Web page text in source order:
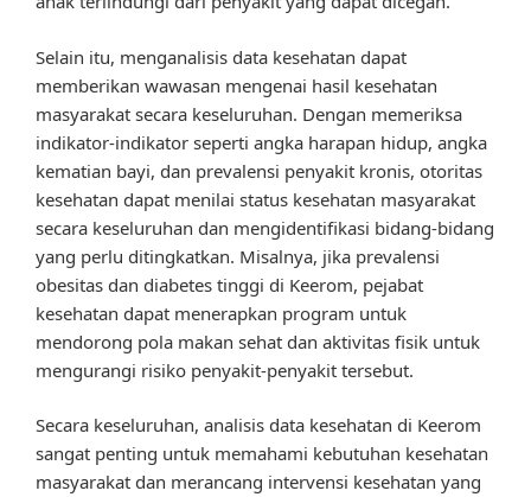
Selain itu, menganalisis data kesehatan dapat
memberikan wawasan mengenai hasil kesehatan
masyarakat secara keseluruhan. Dengan memeriksa
indikator-indikator seperti angka harapan hidup, angka
kematian bayi, dan prevalensi penyakit kronis, otoritas
kesehatan dapat menilai status kesehatan masyarakat
secara keseluruhan dan mengidentifikasi bidang-bidang
yang perlu ditingkatkan. Misalnya, jika prevalensi
obesitas dan diabetes tinggi di Keerom, pejabat
kesehatan dapat menerapkan program untuk
mendorong pola makan sehat dan aktivitas fisik untuk
mengurangi risiko penyakit-penyakit tersebut.
Secara keseluruhan, analisis data kesehatan di Keerom
sangat penting untuk memahami kebutuhan kesehatan
masyarakat dan merancang intervensi kesehatan yang